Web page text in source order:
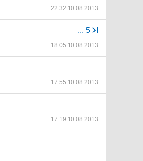
22:32 10.08.2013
... 5
18:05 10.08.2013
17:55 10.08.2013
17:19 10.08.2013